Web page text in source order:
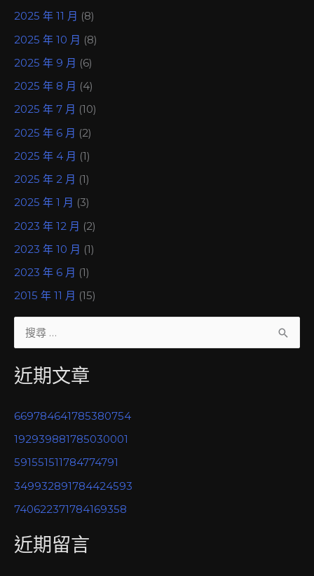
2025 年 11 月 (8)
2025 年 10 月 (8)
2025 年 9 月 (6)
2025 年 8 月 (4)
2025 年 7 月 (10)
2025 年 6 月 (2)
2025 年 4 月 (1)
2025 年 2 月 (1)
2025 年 1 月 (3)
2023 年 12 月 (2)
2023 年 10 月 (1)
2023 年 6 月 (1)
2015 年 11 月 (15)
關
字
:
近期文章
669784641785380754
192939881785030001
591551511784774791
349932891784424593
740622371784169358
近期留言